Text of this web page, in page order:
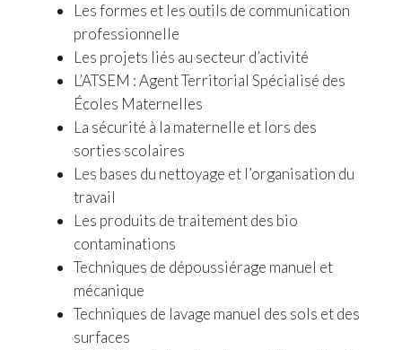
Les formes et les outils de communication
professionnelle
Les projets liés au secteur d’activité
L’ATSEM : Agent Territorial Spécialisé des
Écoles Maternelles
La sécurité à la maternelle et lors des
sorties scolaires
Les bases du nettoyage et l’organisation du
travail
Les produits de traitement des bio
contaminations
Techniques de dépoussiérage manuel et
mécanique
Techniques de lavage manuel des sols et des
surfaces